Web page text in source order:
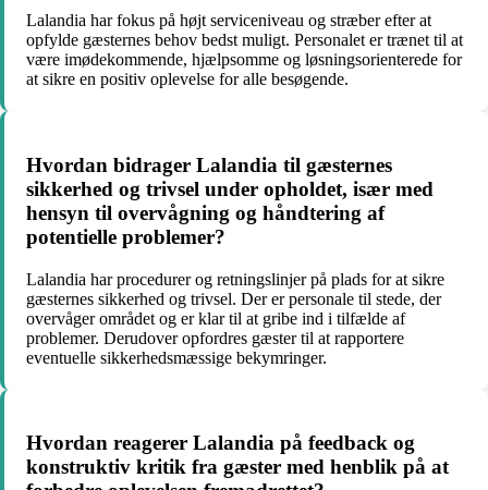
Lalandia har fokus på højt serviceniveau og stræber efter at
opfylde gæsternes behov bedst muligt. Personalet er trænet til at
være imødekommende, hjælpsomme og løsningsorienterede for
at sikre en positiv oplevelse for alle besøgende.
Hvordan bidrager Lalandia til gæsternes
sikkerhed og trivsel under opholdet, især med
hensyn til overvågning og håndtering af
potentielle problemer?
Lalandia har procedurer og retningslinjer på plads for at sikre
gæsternes sikkerhed og trivsel. Der er personale til stede, der
overvåger området og er klar til at gribe ind i tilfælde af
problemer. Derudover opfordres gæster til at rapportere
eventuelle sikkerhedsmæssige bekymringer.
Hvordan reagerer Lalandia på feedback og
konstruktiv kritik fra gæster med henblik på at